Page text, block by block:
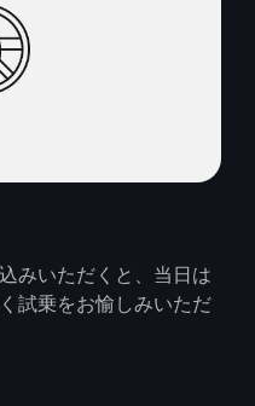
みいただくと、当日は
試乗をお愉しみいただ